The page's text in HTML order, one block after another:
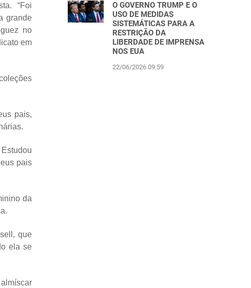
“Foi
grande
no
em
pais,
pais
da
que
ela se
O GOVERNO TRUMP E O
USO DE MEDIDAS
SISTEMÁTICAS PARA A
RESTRIÇÃO DA
LIBERDADE DE IMPRENSA
NOS EUA
22/06/2026 09:59